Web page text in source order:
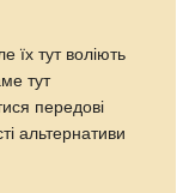
їх тут воліють
тут
передові
альтернативи